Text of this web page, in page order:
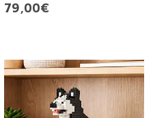
79,00€